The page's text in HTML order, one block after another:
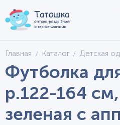
Главная Каталог Детская
Футболка
р.122-164
зеленая с